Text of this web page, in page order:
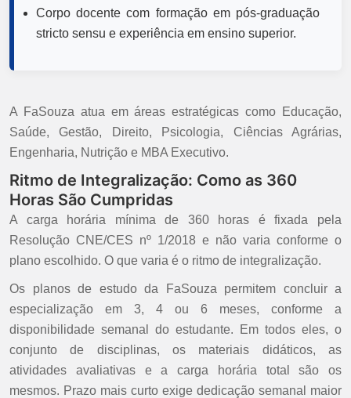
Corpo docente com formação em pós-graduação
stricto sensu e experiência em ensino superior.
A FaSouza atua em áreas estratégicas como Educação,
Saúde, Gestão, Direito, Psicologia, Ciências Agrárias,
Engenharia, Nutrição e MBA Executivo.
Ritmo de Integralização: Como as 360
Horas São Cumpridas
A carga horária mínima de 360 horas é fixada pela
Resolução CNE/CES nº 1/2018 e não varia conforme o
plano escolhido. O que varia é o ritmo de integralização.
Os planos de estudo da FaSouza permitem concluir a
especialização em 3, 4 ou 6 meses, conforme a
disponibilidade semanal do estudante. Em todos eles, o
conjunto de disciplinas, os materiais didáticos, as
atividades avaliativas e a carga horária total são os
mesmos. Prazo mais curto exige dedicação semanal maior